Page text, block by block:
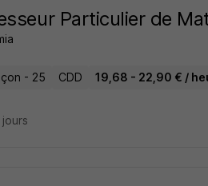
Particulier de
- 25 CDD 19,68 - 22,90 € /